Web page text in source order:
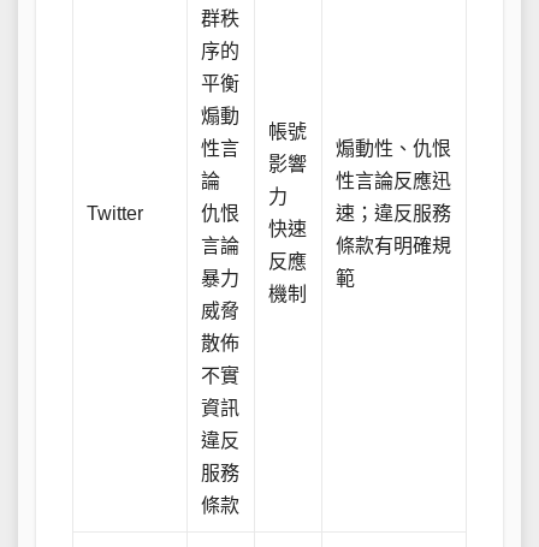
Twitter
群秩
序的
平衡
煽動
性言
論
仇恨
言論
暴力
威脅
散佈
不實
資訊
違反
服務
條款
帳號
影響
力
快速
反應
機制
煽動性、仇恨
性言論反應迅
速；違反服務
條款有明確規
範